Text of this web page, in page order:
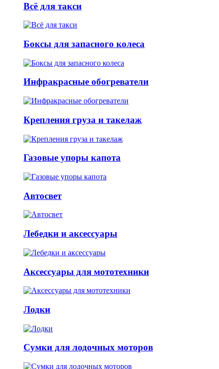
Всё для такси
Боксы для запасного колеса
Инфракрасные обогреватели
Крепления груза и такелаж
Газовые упоры капота
Автосвет
Лебедки и аксессуары
Аксессуары для мототехники
Лодки
Сумки для лодочных моторов